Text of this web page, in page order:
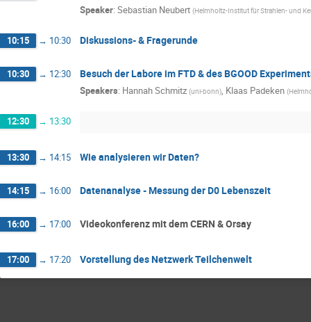
Speaker: Sebastian Neubert (Helmholtz-Institut für Strahlen- und
10:15 → 10:30 Diskussions- & Fragerunde
10:30 → 12:30 Besuch der Labore im FTD & des BGOOD
Speakers: Hannah Schmitz (uni-bonn), Klaas Padeken (
12:30 → 13:30
13:30 → 14:15 Wie analysieren wir Daten?
14:15 → 16:00 Datenanalyse - Messung der D0 Lebenszeit
16:00 → 17:00 Videokonferenz mit dem CERN & Orsay
17:00 → 17:20 Vorstellung des Netzwerk Teilchenwelt